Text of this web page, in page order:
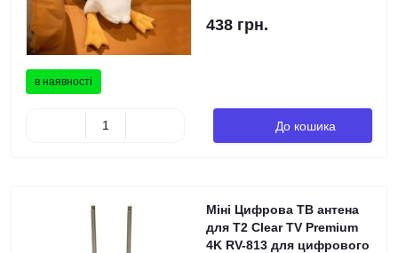
в наявності
438 грн.
До кошика
Міні Цифрова ТВ антена
для Т2 Clear TV Premium
4K RV-813 для цифрового